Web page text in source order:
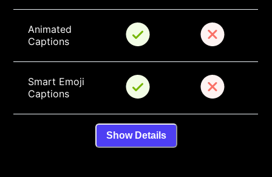
Animated
Captions
Smart Emoji
Captions
Show Details